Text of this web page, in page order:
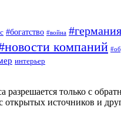
#богатство #война #германия
компаний
интерьер
только с
источников и